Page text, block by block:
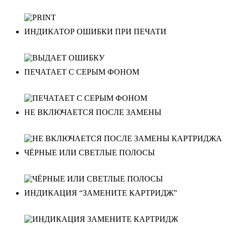
ИНДИКАТОР ОШИБКИ ПРИ ПЕЧАТИ
ПЕЧАТАЕТ С СЕРЫМ ФОНОМ
НЕ ВКЛЮЧАЕТСЯ ПОСЛЕ ЗАМЕНЫ
ЧЁРНЫЕ ИЛИ СВЕТЛЫЕ ПОЛОСЫ
ИНДИКАЦИЯ “ЗАМЕНИТЕ КАРТРИДЖ”